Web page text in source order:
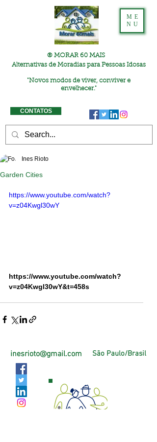
® MORAR 60 MAIS
Alternativas de Moradias para Pessoas Idosas
"Novos modos de viver, conviver e
envelhecer."
ME
NU
CONTATOS
Garden Cities
Ines Rioto
https://www.youtube.com/watch?
v=z04Kwgl30wY
https://www.youtube.com/watch?
v=z04Kwgl30wY&t=458s
São Paulo/Brasil
inesrioto@gmail.com